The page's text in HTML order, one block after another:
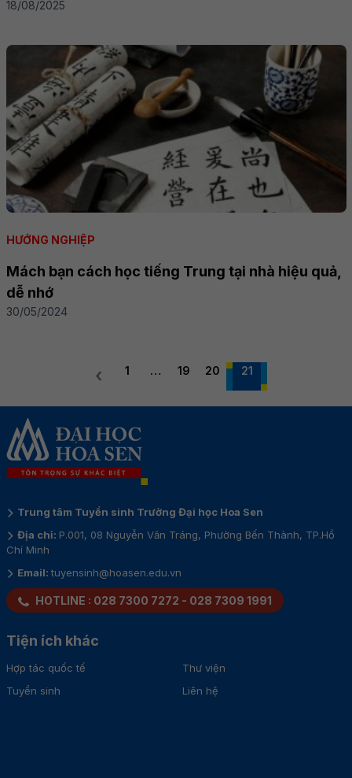
18/08/2025
HƯỚNG NGHIỆP
Mách bạn cách học tiếng Trung tại nhà hiệu quả,
dễ nhớ
30/05/2024
‹ 1 … 19 20 21
Trung tâm Tuyển sinh Trường Đại học Hoa Sen
Địa chỉ: P.001, 08 Nguyễn Văn Tráng, Phường Bến Thành, TP.Hồ
Chí Minh
Email:tuyensinh@hoasen.edu.vn
HOTLINE : 028 7300 7272 - 028 7309 1991
Tiện ích khác
Hợp tác quốc tế
Tuyển sinh
Thư viện
Liên hệ